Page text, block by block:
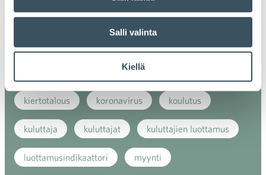
Salli valinta
Kiellä
ilmasto kansainvälinen kilpailu
kauppa
kiertotalous koronavirus koulutus
kuluttaja kuluttajat kuluttajien luottamus
luottamusindikaattori myynti